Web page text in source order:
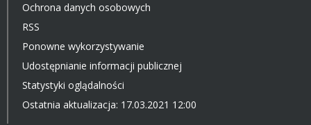
Ochrona danych osobowych
RSS
Ponowne wykorzystywanie
Udostępnianie informacji publicznej
Statystyki oglądalności
Ostatnia aktualizacja: 17.03.2021 12:00